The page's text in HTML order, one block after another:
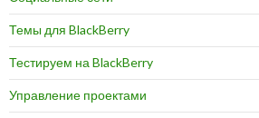
Темы для BlackBerry
Тестируем на BlackBerry
Управление проектами